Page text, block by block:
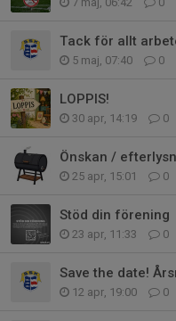
Tack för allt
5 maj, 07:40 0
LOPPIS!
30 apr, 14:19 0
Önskan /
25 apr, 15:01 0
Stöd din förening
23 apr, 11:33 0
Save the date!
12 apr, 19:00 0